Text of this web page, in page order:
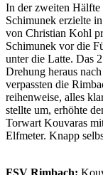
In der zweiten Hälfte
Schimunek erzielte
von Christian Kohl
Schimunek vor die
unter die Latte. Das
Drehung heraus
verpassten die
reihenweise, alles
stellte um, erhöhte
Torwart Kouvaras
Elfmeter. Knapp
FSV Rimbach: